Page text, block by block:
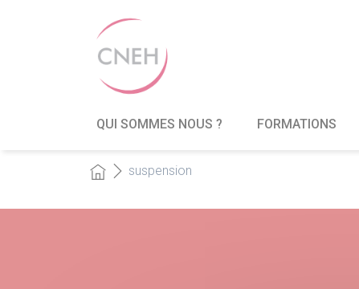
QUI SOMMES NOUS ? FORMATIONS
suspension